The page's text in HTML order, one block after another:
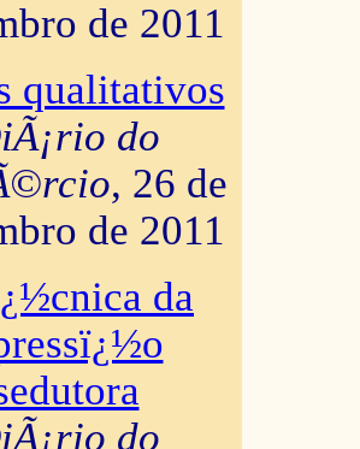
de 2011
qualitativos
do
, 26 de
de 2011
da
do